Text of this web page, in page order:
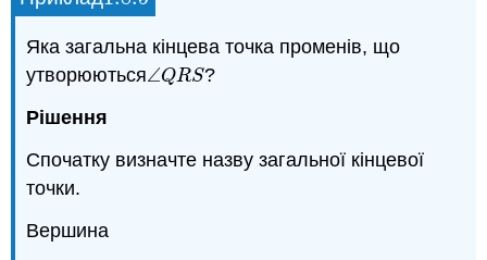
Яка загальна кінцева точка променів, що
утворюються∠QRS
∠QRS?
Рішення
Спочатку визначте назву загальної кінцевої
точки.
Вершина